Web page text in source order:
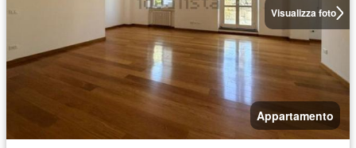
Visualizza foto
Appartamento